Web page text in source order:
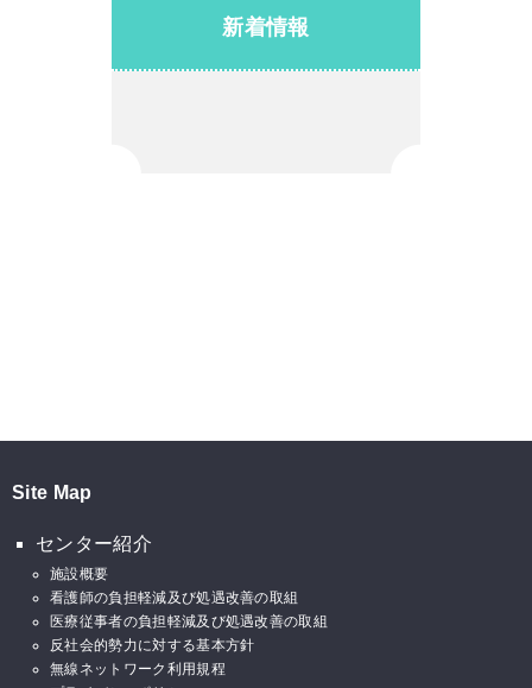
新着情報
Site Map
センター紹介
施設概要
看護師の負担軽減及び処遇改善の取組
医療従事者の負担軽減及び処遇改善の取組
反社会的勢力に対する基本方針
無線ネットワーク利用規程